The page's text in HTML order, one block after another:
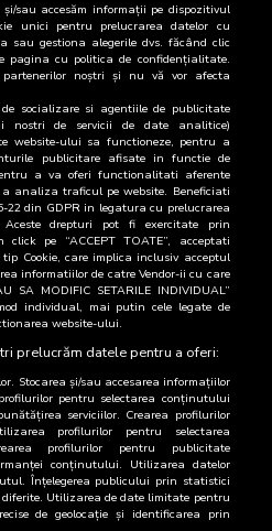
2.285
2.508
2.969
3.282
2.228
2.345
2.420
și/sau accesăm informații pe dispozitivul
unici pentru prelucrarea datelor cu
sau gestiona alegerile dvs. făcând clic
pagina cu politica de confidențialitate.
noștri și nu vă vor afecta
socializare si agentiile de publicitate
nostri de servicii de date analitice)
website-ului sa functioneze, pentru a
publicitare afisate in functie de
a va oferi functionalitati aferente
analiza traficul pe website. Beneficiati
22 din GDPR in legatura cu prelucrarea
drepturi pot fi exercitate prin
click pe “ACCEPT TOATE”, acceptati
Cookie, care implica inclusiv acceptul
informatiilor de catre Vendor-ii cu care
SA MODIFIC SETARILE INDIVIDUAL”
individual, mai putin cele legate de
website-ului.
prelucrăm datele pentru a oferi:
Stocarea și/sau accesarea informațiilor
pentru selectarea conținutului
serviciilor. Crearea profilurilor
profilurilor pentru selectarea
profilurilor pentru publicitate
conținutului. Utilizarea datelor
Înțelegerea publicului prin statistici
Utilizarea de date limitate pentru
de geolocație și identificarea prin